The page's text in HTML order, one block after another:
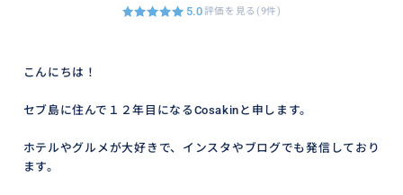
5.0評価を見る(9件)
こんにちは！
セブ島に住んで１２年目になるCosakinと申します。
ホテルやグルメが大好きで、インスタやブログでも発信しており
ます。